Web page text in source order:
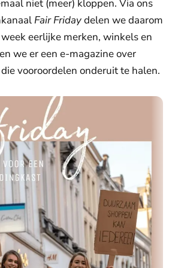
niet (meer) kloppen. Via ons
Fair Fridaydelen we daarom
eerlijke merken, winkels en
we er een e-magazine over
vooroordelen onderuit te halen.